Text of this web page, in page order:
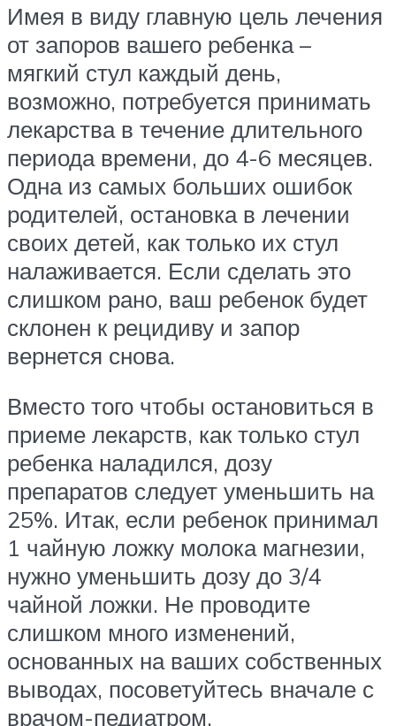
Имея в виду главную цель лечения
от запоров вашего ребенка –
мягкий стул каждый день,
возможно, потребуется принимать
лекарства в течение длительного
периода времени, до 4-6 месяцев.
Одна из самых больших ошибок
родителей, остановка в лечении
своих детей, как только их стул
налаживается. Если сделать это
слишком рано, ваш ребенок будет
склонен к рецидиву и запор
вернется снова.
Вместо того чтобы остановиться в
приеме лекарств, как только стул
ребенка наладился, дозу
препаратов следует уменьшить на
25%. Итак, если ребенок принимал
1 чайную ложку молока магнезии,
нужно уменьшить дозу до 3/4
чайной ложки. Не проводите
слишком много изменений,
основанных на ваших собственных
выводах, посоветуйтесь вначале с
врачом-педиатром.